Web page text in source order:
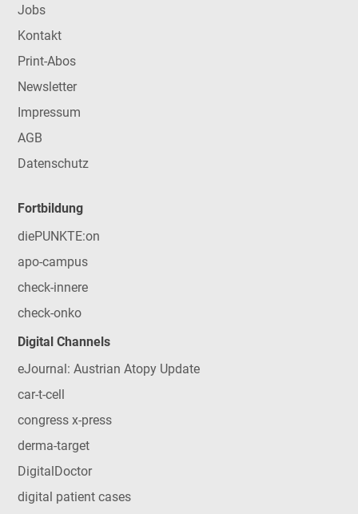
Jobs
Kontakt
Print-Abos
Newsletter
Impressum
AGB
Datenschutz
Fortbildung
diePUNKTE:on
apo-campus
check-innere
check-onko
Digital Channels
eJournal: Austrian Atopy Update
car-t-cell
congress x-press
derma-target
DigitalDoctor
digital patient cases